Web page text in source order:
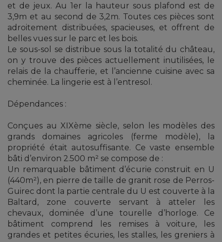
et de jeux. Au 1er la hauteur sous plafond est de
3,9m et au second de 3,2m. Toutes ces pièces sont
adroitement distribuées, spacieuses, et offrent de
belles vues sur le parc et les bois.
Le sous-sol se distribue sous la totalité du château,
on y trouve des pièces actuellement inutilisées, le
relais de la chaufferie, et l’ancienne cuisine avec sa
cheminée. La lingerie est à l’entresol.
Dépendances :
Conçues au XIXème siècle, selon les modèles des
grands domaines agricoles (ferme modèle), la
propriété était autosuffisante. Ce vaste ensemble
bâti d’environ 2.500 m² se compose de :
Un remarquable bâtiment d’écurie construit en U
(440m²), en pierre de taille de granit rose de Perros-
Guirec dont la partie centrale du U est couverte à la
Baltard, zone couverte servant à atteler les
chevaux, dominée d’une tourelle d’horloge. Ce
bâtiment comprend les remises à voiture, les
grandes et petites écuries, les stalles, les greniers à